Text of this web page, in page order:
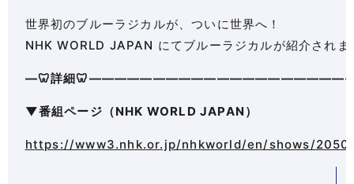
世界初のブルーラジカルが、ついに世界へ！
NHK WORLD JAPAN にてブルーラジカルが紹介されま
—🦷詳細
▼番組ページ（NHK WORLD JAPAN）
https://www3.nhk.or.jp/nhkworld/en/shows/